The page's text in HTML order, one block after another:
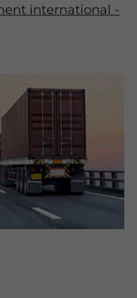
international -